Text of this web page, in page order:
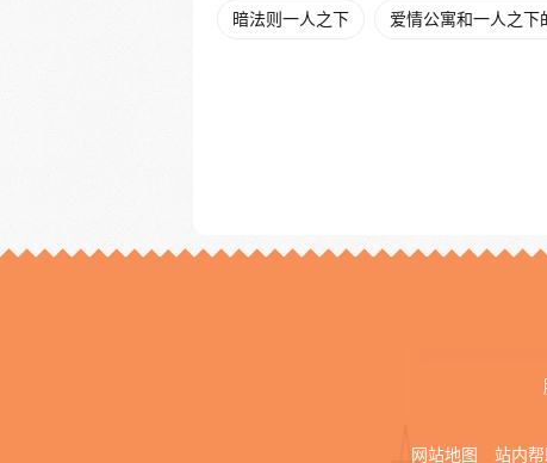
暗法则一人之下 爱情公寓和一人之下
网站地图 站内帮